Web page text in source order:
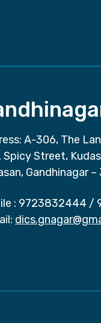
A-306, The
Spicy Street,
Gandhinagar
: 9723832444 /